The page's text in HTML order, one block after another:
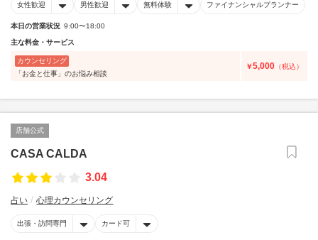
女性歓迎 男性歓迎 無料体験 ファイナンシャルプランナー
本日の営業状況 9:00〜18:00
主な料金・サービス
カウンセリング
「お金と仕事」のお悩み相談
￥5,000 （税込）
店舗公式
CASA CALDA
3.04
占い 心理カウンセリング
出張・訪問専門 カード可